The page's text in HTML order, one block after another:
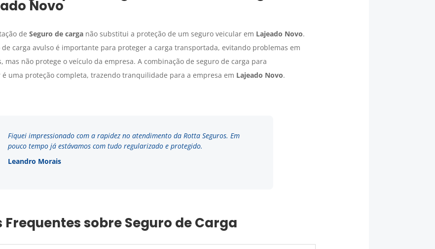
Novo
de Seguro de carganão substitui a proteção de um seguro veicular em Lajeado Novo.
carga avulso é importante para proteger a carga transportada, evitando problemas em
mas não protege o veículo da empresa. A combinação de seguro de carga para
uma proteção completa, trazendo tranquilidade para a empresa em Lajeado Novo.
Fiquei impressionado com a rapidez no atendimento da Rotta Seguros. Em
pouco tempo já estávamos com tudo regularizado e protegido.
Leandro Morais
Frequentes sobre Seguro de Carga